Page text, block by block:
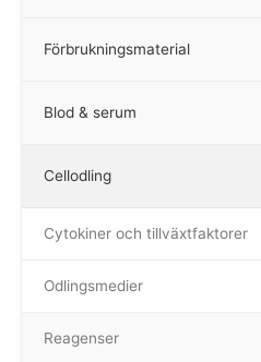
Förbrukningsmaterial
Blod & serum
Cellodling
–
Cytokiner och tillväxtfaktorer
Odlingsmedier
Reagenser